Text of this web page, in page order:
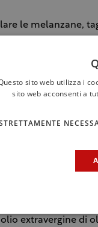
le melanzane,
con l'olio e il
olio extravergine di
sito web utilizza i
sito web acconsenti a